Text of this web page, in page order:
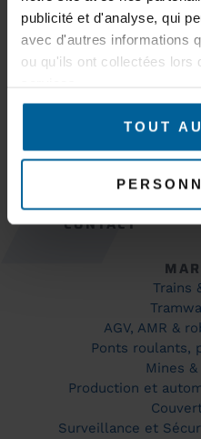
publicité et d'analyse, qui
avec d'autres informations
ou qu'ils ont collectées lors
TOUT
GARDEZ LE
CONTACT
Trains
AGV, AMR &
Ponts roulants,
Mines
Production et
Surveillance et